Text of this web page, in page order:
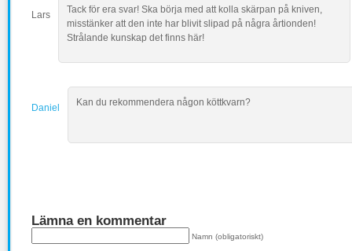
Lars
Tack för era svar! Ska börja med att kolla skärpan på kniven,
misstänker att den inte har blivit slipad på några årtionden!
Strålande kunskap det finns här!
Daniel Kan du rekommendera någon köttkvarn?
Lämna en kommentar
Namn (obligatoriskt)